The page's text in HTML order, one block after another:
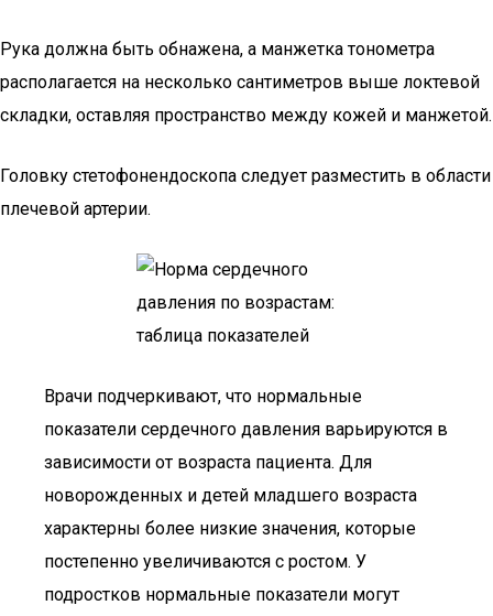
Рука должна быть обнажена, а манжетка тонометра
располагается на несколько сантиметров выше локтевой
складки, оставляя пространство между кожей и манжетой.
Головку стетофонендоскопа следует разместить в области
плечевой артерии.
Врачи подчеркивают, что нормальные
показатели сердечного давления варьируются в
зависимости от возраста пациента. Для
новорожденных и детей младшего возраста
характерны более низкие значения, которые
постепенно увеличиваются с ростом. У
подростков нормальные показатели могут